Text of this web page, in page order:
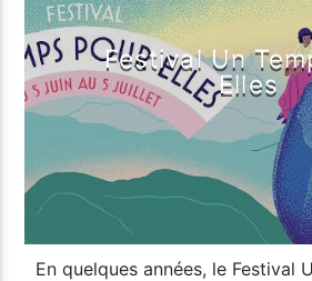
Festival Un
Elles
En quelques années, le Festival